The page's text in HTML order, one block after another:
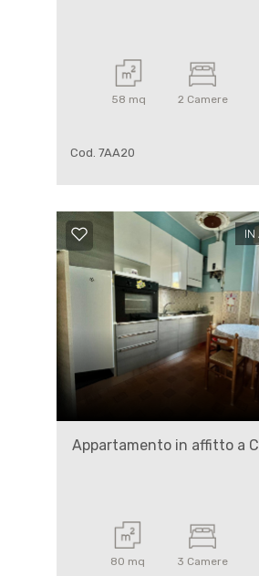
58 mq 2 Camere
Cod. 7AA20
IN
Appartamento in affitto a
80 mq 3 Camere